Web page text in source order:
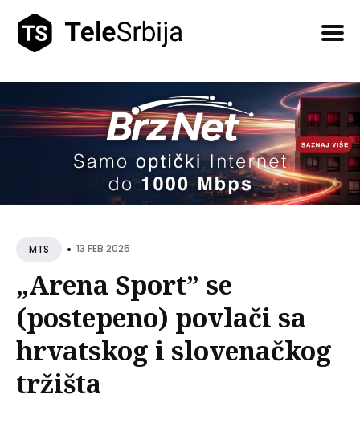
MTS • 13 FEB 2025
„Arena Sport” se
(postepeno) povlači sa
hrvatskog i slovenačkog
tržišta